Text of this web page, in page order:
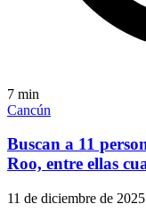
7 min
Cancún
Buscan a 11
Roo, entre ellas
11 de diciembre de 2025